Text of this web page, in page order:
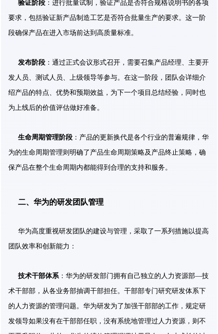
验证阶段 ：进行批量试制，验证产品是否符合规格说明书的各项
要求，包括验证新产品制造工艺是否符合批量生产的要求。这一阶
段确保产品在进入市场前达到高质量标准。
发布阶段 ：通过正式会议形式召开，需要召集产品经理、主要开
发人员、测试人员、上级领导等参与。在这一阶段，团队会详细介
绍产品的特点、优势和预期效益，为下一个项目总结经验，同时也
为上线后的价值评估做好准备。
生命周期管理阶段 ：产品的更新换代是各个行业的普遍规律，华
为的生命周期管理则明确了产品生命周期策略及产品终止策略，确
保产品在整个生命周期内都能得到合理的支持和服务。
二、华为的研发团队管理
华为高度重视研发团队的建设与管理，采取了一系列措施以提高
团队效率和创新能力：
技术干部体系 ：华为的研发部门拥有自己独立的人力资源部—技
术干部部，从各业务部抽调干部担任。干部部专门研究研发体系下
的人力资源的管理问题。华为研发为了加强干部部的工作，规定研
发领导如果没有在干部部任职，没有系统地管理过人力资源，则不